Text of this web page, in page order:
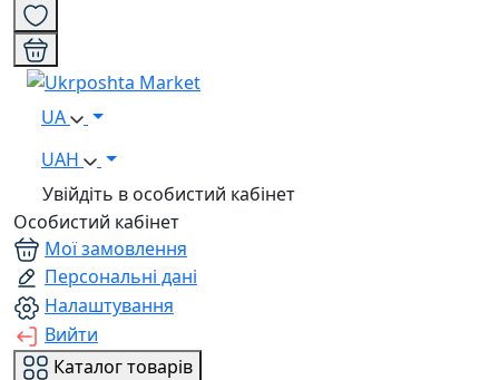
UA
UAH
Увійдіть в особистий кабінет
Особистий кабінет
Мої замовлення
Персональні дані
Налаштування
Вийти
Каталог товарів